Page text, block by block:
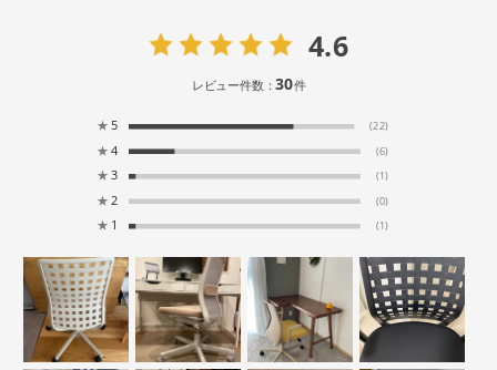
4.6
レビュー件数：30件
★ 5 (22)
★ 4 (6)
★ 3 (1)
★ 2 (0)
★ 1 (1)